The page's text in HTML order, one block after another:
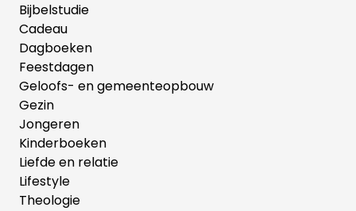
Bijbelstudie
Cadeau
Dagboeken
Feestdagen
Geloofs- en gemeenteopbouw
Gezin
Jongeren
Kinderboeken
Liefde en relatie
Lifestyle
Theologie